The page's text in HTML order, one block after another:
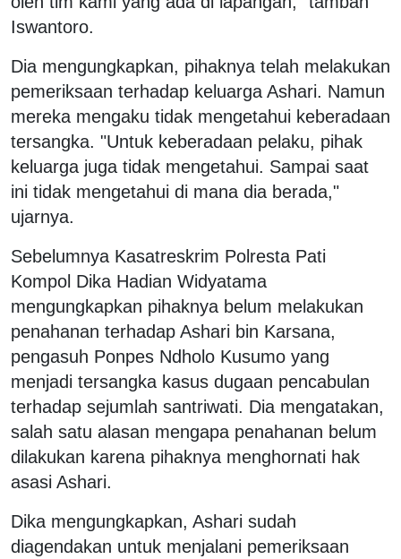
Iswantoro.
Dia mengungkapkan, pihaknya telah melakukan
pemeriksaan terhadap keluarga Ashari. Namun
mereka mengaku tidak mengetahui keberadaan
tersangka. "Untuk keberadaan pelaku, pihak
keluarga juga tidak mengetahui. Sampai saat
ini tidak mengetahui di mana dia berada,"
ujarnya.
Sebelumnya Kasatreskrim Polresta Pati
Kompol Dika Hadian Widyatama
mengungkapkan pihaknya belum melakukan
penahanan terhadap Ashari bin Karsana,
pengasuh Ponpes Ndholo Kusumo yang
menjadi tersangka kasus dugaan pencabulan
terhadap sejumlah santriwati. Dia mengatakan,
salah satu alasan mengapa penahanan belum
dilakukan karena pihaknya menghornati hak
asasi Ashari.
Dika mengungkapkan, Ashari sudah
diagendakan untuk menjalani pemeriksaan